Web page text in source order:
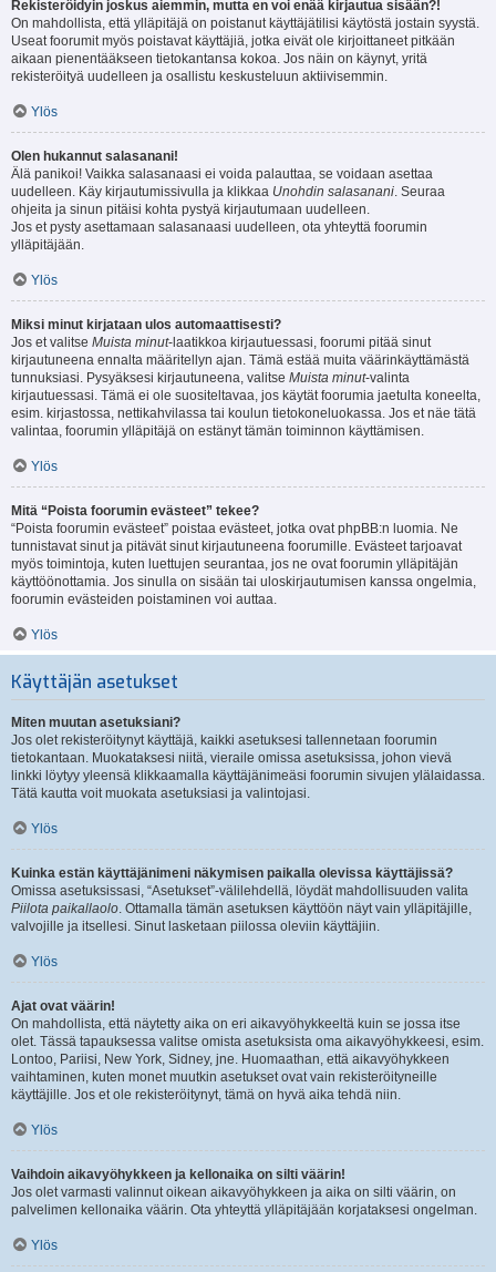
Rekisteröidyin joskus aiemmin, mutta en voi enää kirjautua sisään?!
On mahdollista, että ylläpitäjä on poistanut käyttäjätilisi käytöstä jostain syystä.
Useat foorumit myös poistavat käyttäjiä, jotka eivät ole kirjoittaneet pitkään
aikaan pienentääkseen tietokantansa kokoa. Jos näin on käynyt, yritä
rekisteröityä uudelleen ja osallistu keskusteluun aktiivisemmin.
Ylös
Olen hukannut salasanani!
Älä panikoi! Vaikka salasanaasi ei voida palauttaa, se voidaan asettaa
uudelleen. Käy kirjautumissivulla ja klikkaa Unohdin salasanani. Seuraa
ohjeita ja sinun pitäisi kohta pystyä kirjautumaan uudelleen.
Jos et pysty asettamaan salasanaasi uudelleen, ota yhteyttä foorumin
ylläpitäjään.
Ylös
Miksi minut kirjataan ulos automaattisesti?
Jos et valitse Muista minut-laatikkoa kirjautuessasi, foorumi pitää sinut
kirjautuneena ennalta määritellyn ajan. Tämä estää muita väärinkäyttämästä
tunnuksiasi. Pysyäksesi kirjautuneena, valitse Muista minut-valinta
kirjautuessasi. Tämä ei ole suositeltavaa, jos käytät foorumia jaetulta koneelta,
esim. kirjastossa, nettikahvilassa tai koulun tietokoneluokassa. Jos et näe tätä
valintaa, foorumin ylläpitäjä on estänyt tämän toiminnon käyttämisen.
Ylös
Mitä “Poista foorumin evästeet” tekee?
“Poista foorumin evästeet” poistaa evästeet, jotka ovat phpBB:n luomia. Ne
tunnistavat sinut ja pitävät sinut kirjautuneena foorumille. Evästeet tarjoavat
myös toimintoja, kuten luettujen seurantaa, jos ne ovat foorumin ylläpitäjän
käyttöönottamia. Jos sinulla on sisään tai uloskirjautumisen kanssa ongelmia,
foorumin evästeiden poistaminen voi auttaa.
Ylös
Käyttäjän asetukset
Miten muutan asetuksiani?
Jos olet rekisteröitynyt käyttäjä, kaikki asetuksesi tallennetaan foorumin
tietokantaan. Muokataksesi niitä, vieraile omissa asetuksissa, johon vievä
linkki löytyy yleensä klikkaamalla käyttäjänimeäsi foorumin sivujen ylälaidassa.
Tätä kautta voit muokata asetuksiasi ja valintojasi.
Ylös
Kuinka estän käyttäjänimeni näkymisen paikalla olevissa käyttäjissä?
Omissa asetuksissasi, “Asetukset”-välilehdellä, löydät mahdollisuuden valita
Piilota paikallaolo. Ottamalla tämän asetuksen käyttöön näyt vain ylläpitäjille,
valvojille ja itsellesi. Sinut lasketaan piilossa oleviin käyttäjiin.
Ylös
Ajat ovat väärin!
On mahdollista, että näytetty aika on eri aikavyöhykkeeltä kuin se jossa itse
olet. Tässä tapauksessa valitse omista asetuksista oma aikavyöhykkeesi, esim.
Lontoo, Pariisi, New York, Sidney, jne. Huomaathan, että aikavyöhykkeen
vaihtaminen, kuten monet muutkin asetukset ovat vain rekisteröityneille
käyttäjille. Jos et ole rekisteröitynyt, tämä on hyvä aika tehdä niin.
Ylös
Vaihdoin aikavyöhykkeen ja kellonaika on silti väärin!
Jos olet varmasti valinnut oikean aikavyöhykkeen ja aika on silti väärin, on
palvelimen kellonaika väärin. Ota yhteyttä ylläpitäjään korjataksesi ongelman.
Ylös